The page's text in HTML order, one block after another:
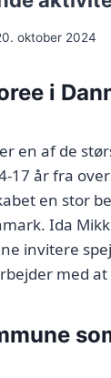
oktober 2024
i
en af de
17 år fra
en stor
Ida
invitere
med